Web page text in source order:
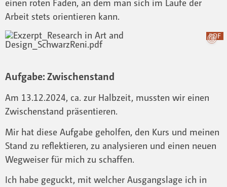
einen roten Faden, an dem man sich im Laufe der
Arbeit stets orientieren kann.
PDF
Aufgabe: Zwischenstand
Am 13.12.2024, ca. zur Halbzeit, mussten wir einen
Zwischenstand präsentieren.
Mir hat diese Aufgabe geholfen, den Kurs und meinen
Stand zu reflektieren, zu analysieren und einen neuen
Wegweiser für mich zu schaffen.
Ich habe geguckt, mit welcher Ausgangslage ich in